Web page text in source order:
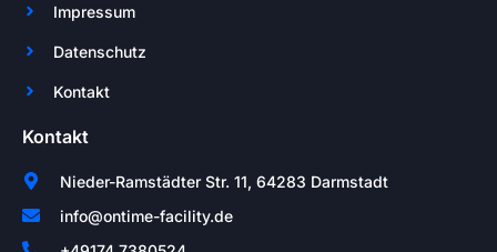
Impressum
Datenschutz
Kontakt
Kontakt
Nieder-Ramstädter Str. 11, 64283 Darmstadt
info@ontime-facility.de